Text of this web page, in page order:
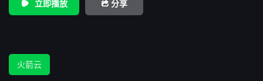
立即播放 分享
火箭云